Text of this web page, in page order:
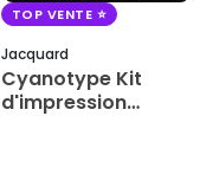
TOP VENTE
Jacquard
Cyanotype Kit
d'impression